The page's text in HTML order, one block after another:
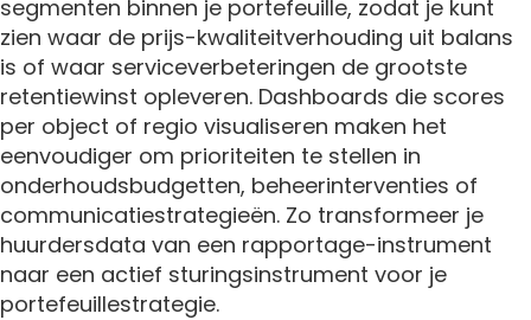
segmenten binnen je portefeuille, zodat je kunt
zien waar de prijs-kwaliteitverhouding uit balans
is of waar serviceverbeteringen de grootste
retentiewinst opleveren. Dashboards die scores
per object of regio visualiseren maken het
eenvoudiger om prioriteiten te stellen in
onderhoudsbudgetten, beheerinterventies of
communicatiestrategieën. Zo transformeer je
huurdersdata van een rapportage-instrument
naar een actief sturingsinstrument voor je
portefeuillestrategie.